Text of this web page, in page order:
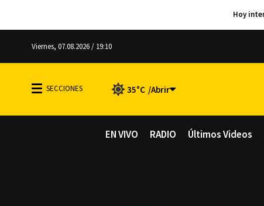
Viernes, 07.08.2026 / 19:10
35°C
EN VIVO RADIO Últimos Videos